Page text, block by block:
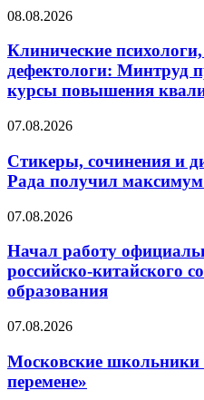
08.08.2026
Клинические
дефектологи: Минтруд
курсы повышения
07.08.2026
Стикеры, сочинения и
Рада получил
07.08.2026
Начал работу
российско-китайского
образования
07.08.2026
Московские
перемене»